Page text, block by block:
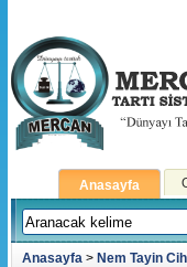
Anasayfa
Anasayfa > Nem Tayin